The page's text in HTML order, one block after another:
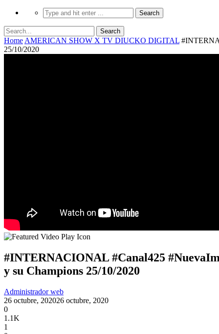
Home AMERICAN SHOW X TV DIUCKO DIGITAL
25/10/2020
#INTERNACIONAL #Canal425
y su Champions 25/10/2020
Administrador web
26 octubre, 202026 octubre, 2020
0
1.1K
1